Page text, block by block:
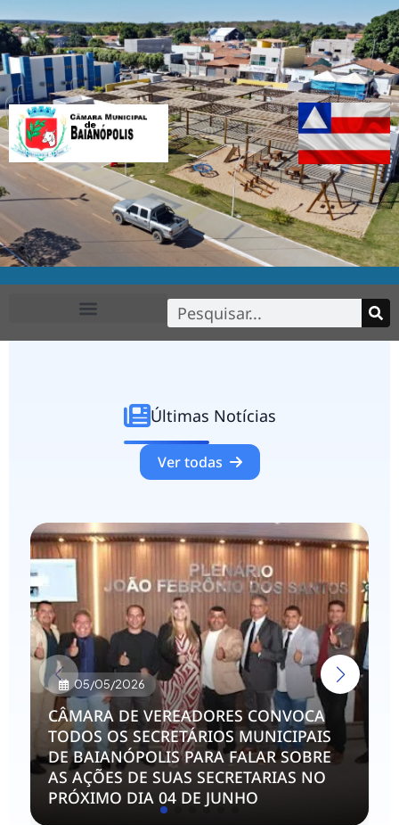
Últimas Notícias
Ver todas
05/05/2026
CÂMARA DE VEREADORES CONVOCA
TODOS OS SECRETÁRIOS MUNICIPAIS
DE BAIANÓPOLIS PARA FALAR SOBRE
AS AÇÕES DE SUAS SECRETARIAS NO
PRÓXIMO DIA 04 DE JUNHO